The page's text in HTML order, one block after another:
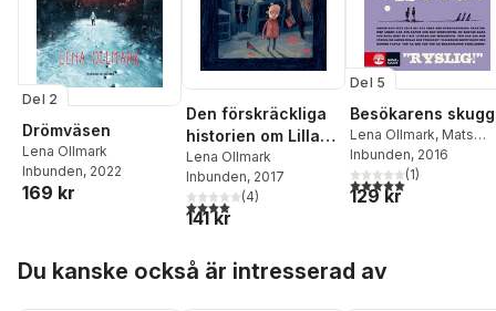
Del 2
Drömväsen
Lena Ollmark
Inbunden, 2022
169 kr
Den förskräckliga
historien om Lilla
Hon
Lena Ollmark
Inbunden, 2017
4,0utav 5 stjärnor. Totalt antal röster:
(4)
141 kr
Del 5
Besökarens
Lena Ollmark, Mats
Wänblad
Inbunden, 2016
5,0utav 5 stjärnor.
(1)
129 kr
Du kanske också är intresserad av